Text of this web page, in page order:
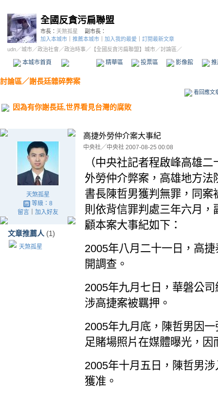
全國反貪污扁聯盟
市長： 天煞孤星
副市長：
加入本城市
推薦本城市 加入我的最愛
訂閱最新文章
udn／城市／政治社會 ／政治時事／ 【全國反貪污扁聯盟】城市／討論區／
本城市首頁 精華區 投票區 影像館
討論區／謝長廷雜碎弊案
看回應文
因為有你謝長廷,世界看見台灣的腐敗
天煞孤星
等級：8
留言｜ 加入好友
文章推薦人 (1)
天煞孤星
高捷外勞仲介案大事紀
中央社╱中央社 2007-08-25 00:08
（中央社記者程啟峰高雄
外勞仲介弊案，高雄地方
書長陳哲男獲判無罪，同
則依背信罪判處三年六月
顧本案大事紀如下：
2005年八月二十一日，高
開調查。
2005年九月七日，華磐公
涉高捷案被羈押。
2005年九月底，陳哲男因
足賭場照片在媒體曝光，
2005年十月五日，陳哲男
獲准。